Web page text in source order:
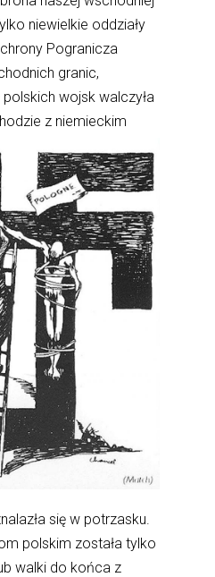
niewielkie oddziały
Pogranicza
granic,
wojsk walczyła
z niemieckim
się w potrzasku.
polskim została tylko
walki do końca z